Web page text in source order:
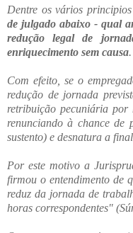
Dentre os vários
de julgado abaixo - qual
redução legal de
enriquecimento sem causa.
Com efeito, se o
redução de jornada
retribuição pecuniária por
renunciando à chance de
sustento) e desnatura a
Por este motivo a
firmou o entendimento de
reduz da jornada de
horas correspondentes"